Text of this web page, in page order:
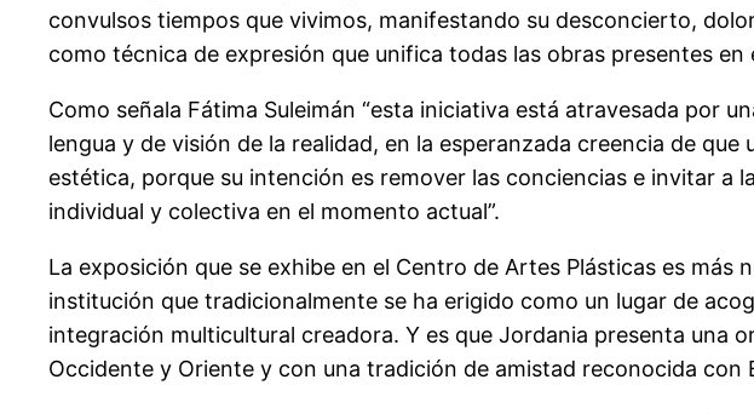
convulsos tiempos que vivimos, manifestando su desconcierto,
como técnica de expresión que unifica todas las obras presentes en
Como señala Fátima Suleimán “esta iniciativa está atravesada por
lengua y de visión de la realidad, en la esperanzada creencia de
estética, porque su intención es remover las conciencias e invitar a
individual y colectiva en el momento actual”.
La exposición que se exhibe en el Centro de Artes Plásticas es
institución que tradicionalmente se ha erigido como un lugar de
integración multicultural creadora. Y es que Jordania presenta una
Occidente y Oriente y con una tradición de amistad reconocida con